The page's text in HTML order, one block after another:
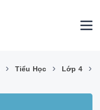
› Tiểu Học › Lớp 4 ›